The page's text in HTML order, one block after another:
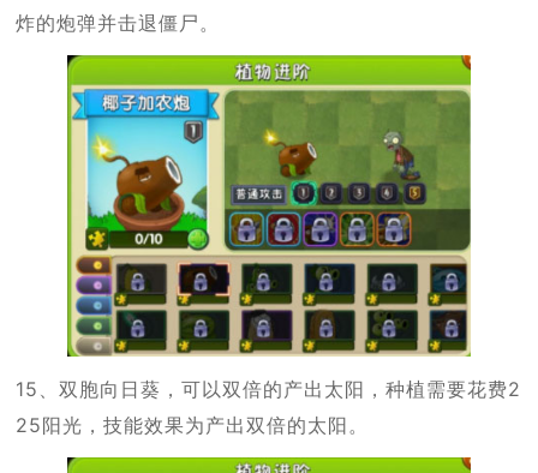
炸的炮弹并击退僵尸。
15、双胞向日葵，可以双倍的产出太阳，种植需要花费2
25阳光，技能效果为产出双倍的太阳。